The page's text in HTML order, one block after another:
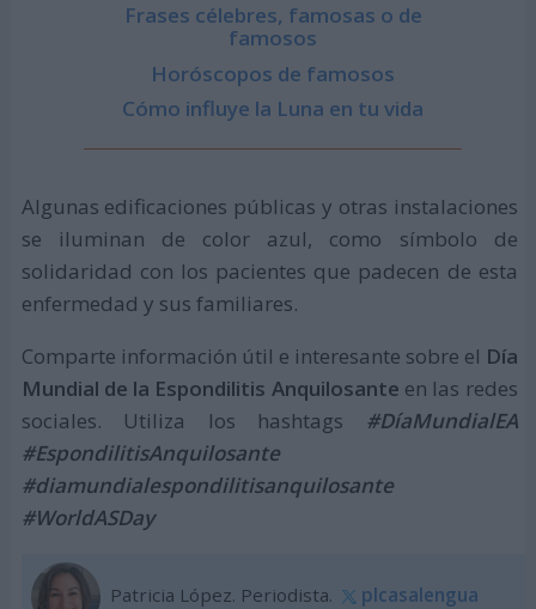
Frases célebres, famosas o de
famosos
Horóscopos de famosos
Cómo influye la Luna en tu vida
Algunas edificaciones públicas y otras instalaciones
se iluminan de color azul, como símbolo de
solidaridad con los pacientes que padecen de esta
enfermedad y sus familiares.
Comparte información útil e interesante sobre el Día
Mundial de la Espondilitis Anquilosante en las redes
sociales. Utiliza los hashtags #DíaMundialEA
#EspondilitisAnquilosante
#diamundialespondilitisanquilosante
#WorldASDay
Patricia López. Periodista.
plcasalengua